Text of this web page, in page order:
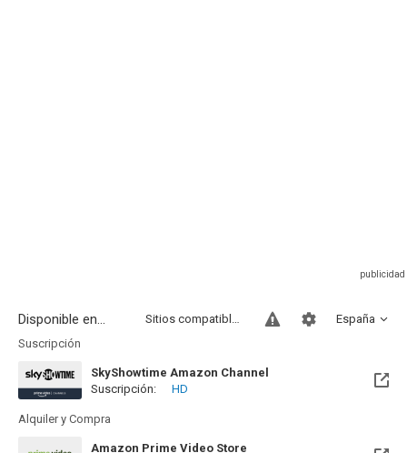
Disponible en... España
Sitios compatibles
Suscripción
SkyShowtime Amazon Channel
Suscripción:
HD
Alquiler y Compra
Amazon Prime Video Store